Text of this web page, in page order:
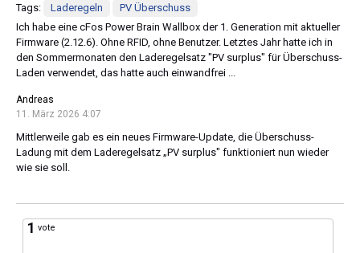
Tags: Laderegeln
PV Überschuss
Ich habe eine cFos Power Brain Wallbox der 1. Generation mit aktueller
Firmware (2.12.6). Ohne RFID, ohne Benutzer. Letztes Jahr hatte ich in
den Sommermonaten den Laderegelsatz "PV surplus" für Überschuss-
Laden verwendet, das hatte auch einwandfrei ...
Andreas
11. März 2026 4:07
Mittlerweile gab es ein neues Firmware-Update, die Überschuss-
Ladung mit dem Laderegelsatz „PV surplus" funktioniert nun wieder
wie sie soll.
1 vote